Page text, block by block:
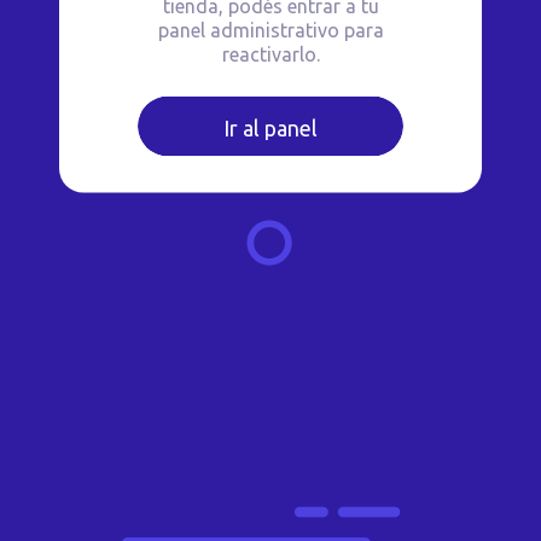
tienda, podés entrar a tu
panel administrativo para
reactivarlo.
Ir al panel